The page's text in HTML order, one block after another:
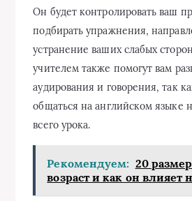
Он будет контролировать ваш
подбирать упражнения,
устранение ваших слабых
учителем также помогут вам
аудирования и говорения, так
общаться на английском языке
всего урока.
Рекомендуем: 20
возраст и как он влияет